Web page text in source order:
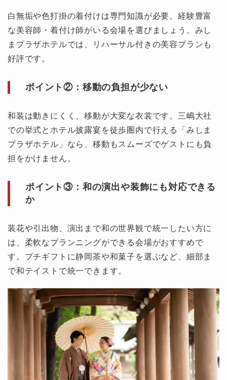
白無垢や色打掛の着付けは専門知識が必要。経験豊富
な美容師・着付け師がいる会場を選びましょう。みし
まプラザホテルでは、リハーサル付きの美容プランも
好評です。
ポイント②：移動の負担が少ない
和装は動きにくく、移動が大変な衣裳です。三嶋大社
での挙式とホテル披露宴を徒歩圏内で行える「みしま
プラザホテル」なら、移動もスムーズでゲストにも負
担をかけません。
ポイント③：和の演出や装飾にも対応できる
か
装花や引出物、演出まで和の世界観で統一したい方に
は、柔軟なプランニングができる会場がおすすめで
す。プチギフトに静岡茶や和菓子を選ぶなど、細部ま
で和テイストで統一できます。